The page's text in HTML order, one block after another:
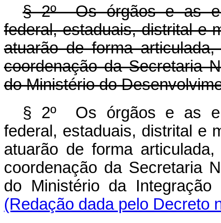
§ 2º Os órgãos e as
federal, estaduais, distrital e
atuarão de forma
coordenação da Secretaria
do Ministério do
§ 2º Os órgãos e as
federal, estaduais, distrital e
atuarão de forma
coordenação da Secretaria
do Ministério da
(Redação dada pelo Decreto